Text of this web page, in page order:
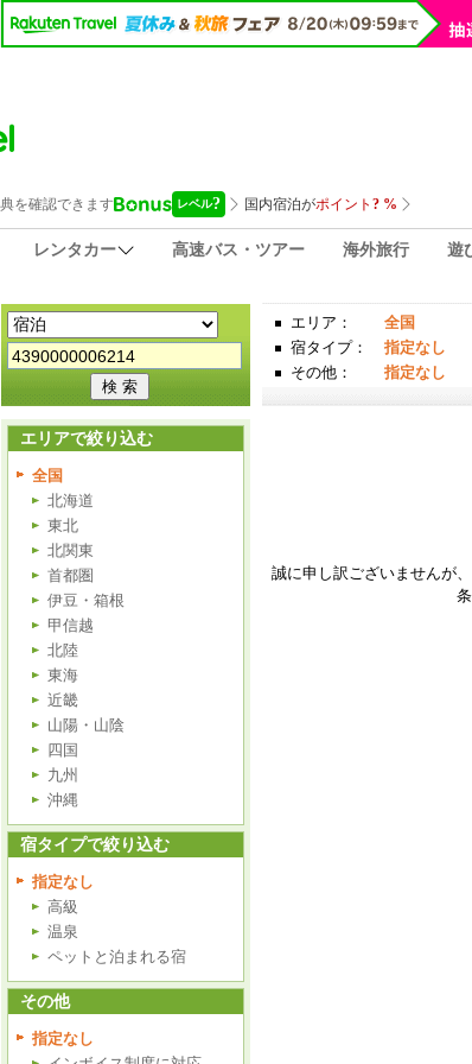
レンタカー 高速バス・ツアー 海外旅行 遊
エリア：
全国
宿タイプ：
指定なし
その他：
指定なし
エリアで絞り込む
全国
北海道
東北
北関東
首都圏
伊豆・箱根
甲信越
北陸
東海
近畿
山陽・山陰
四国
九州
沖縄
宿タイプで絞り込む
指定なし
高級
温泉
ペットと泊まれる宿
その他
指定なし
誠に申し訳ございませんが